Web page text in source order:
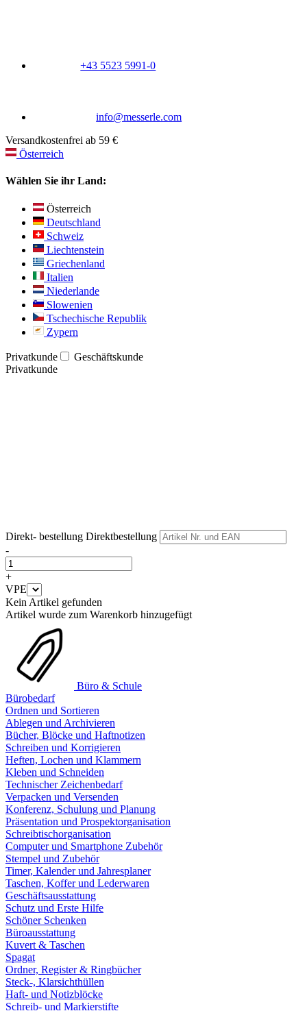
+43 5523 5991-0
info@messerle.com
Versandkostenfrei ab 59 €
Österreich
Wählen Sie ihr Land:
Österreich
Deutschland
Schweiz
Liechtenstein
Griechenland
Italien
Niederlande
Slowenien
Tschechische Republik
Zypern
Privatkunde
Geschäftskunde
Privatkunde
Direkt- bestellung Direktbestellung
-
+
VPE
Kein Artikel gefunden
Artikel wurde zum Warenkorb hinzugefügt
Büro & Schule
Bürobedarf
Ordnen und Sortieren
Ablegen und Archivieren
Bücher, Blöcke und Haftnotizen
Schreiben und Korrigieren
Heften, Lochen und Klammern
Kleben und Schneiden
Technischer Zeichenbedarf
Verpacken und Versenden
Konferenz, Schulung und Planung
Präsentation und Prospektorganisation
Schreibtischorganisation
Computer und Smartphone Zubehör
Stempel und Zubehör
Timer, Kalender und Jahresplaner
Taschen, Koffer und Lederwaren
Geschäftsausstattung
Schutz und Erste Hilfe
Schöner Schenken
Büroausstattung
Kuvert & Taschen
Spagat
Ordner, Register & Ringbücher
Steck-, Klarsichthüllen
Haft- und Notizblöcke
Schreib- und Markierstifte